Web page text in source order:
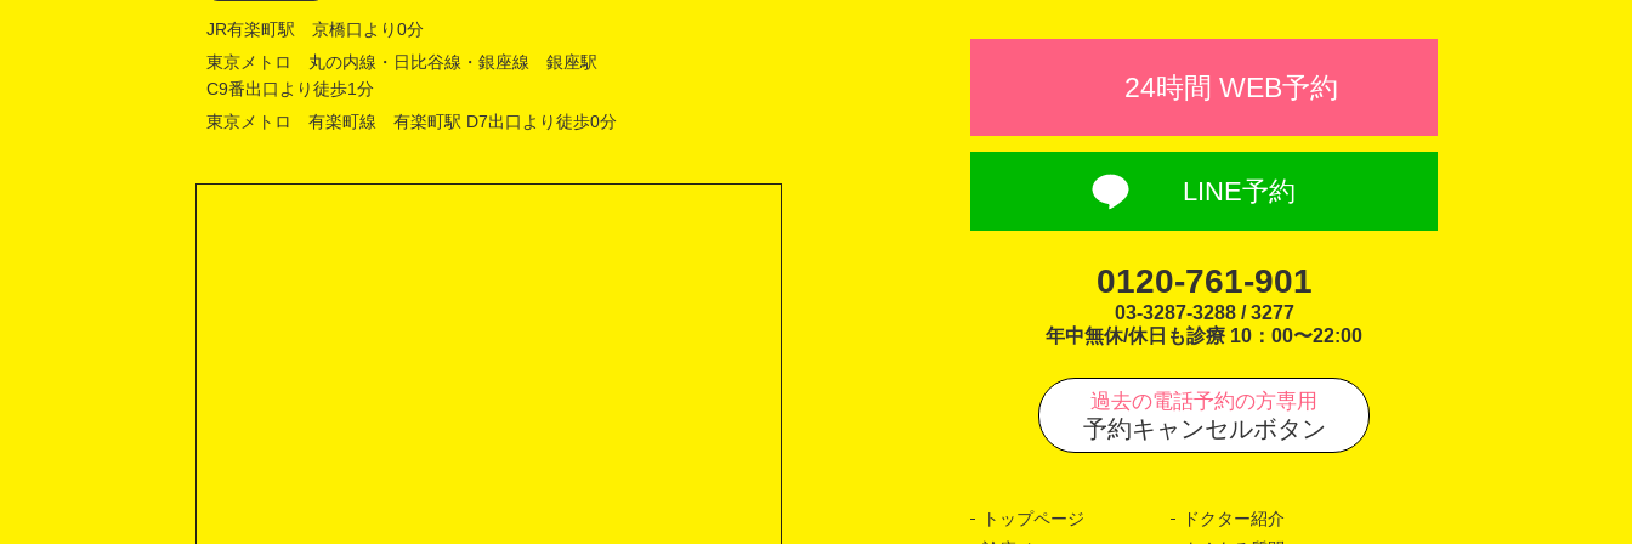
JR有楽町駅 京橋口より0分
東京メトロ 丸の内線・日比谷線・銀座線 銀座駅
C9番出口より徒歩1分
東京メトロ 有楽町線 有楽町駅 D7出口より徒歩0分
24時間 WEB予約
LINE予約
0120-761-901
03-3287-3288 / 3277
年中無休/休日も診療 10：00〜22:00
過去の電話予約の方専用
予約キャンセルボタン
トップページ
ドクター紹介